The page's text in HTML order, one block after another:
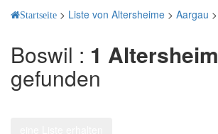
Startseite > Liste von Altersheime > Aargau >
Boswil : 1 Altersheim
gefunden